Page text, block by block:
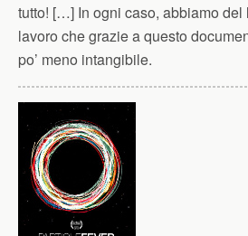
tutto! […] In ogni caso, abbiamo del
lavoro che grazie a questo
po’ meno intangibile.